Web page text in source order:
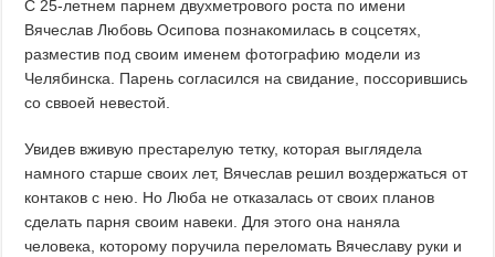
С 25-летнем парнем двухметрового роста по имени
Вячеслав Любовь Осипова познакомилась в соцсетях,
разместив под своим именем фотографию модели из
Челябинска. Парень согласился на свидание, поссорившись
со сввоей невестой.
Увидев вживую престарелую тетку, которая выглядела
намного старше своих лет, Вячеслав решил воздержаться от
контаков с нею. Но Люба не отказалась от своих планов
сделать парня своим навеки. Для этого она наняла
человека, которому поручила переломать Вячеславу руки и